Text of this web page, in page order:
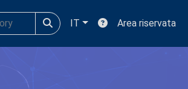
IT Area riservata